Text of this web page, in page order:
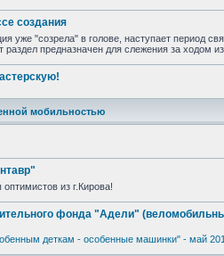
создания
уже "созрела" в голове, наступает период
раздел предназначен для слежения за ходом
мобильностью
из г.Кирова!
фонда "Адели"
деткам - особенные машинки" - май